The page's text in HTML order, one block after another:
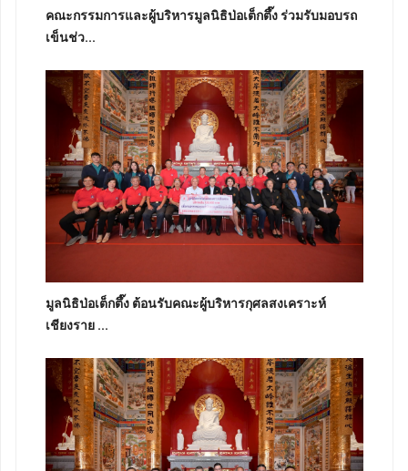
คณะกรรมการและผู้บริหารมูลนิธิป่อเต็กตึ๊ง ร่วมรับมอบรถ
เข็นช่ว...
มูลนิธิป่อเต็กตึ๊ง ต้อนรับคณะผู้บริหารกุศลสงเคราะห์
เชียงราย ...